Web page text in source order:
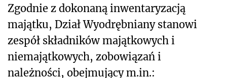
Zgodnie z dokonaną inwentaryzacją
majątku, Dział Wyodrębniany stanowi
zespół składników majątkowych i
niemajątkowych, zobowiązań i
należności, obejmujący m.in.: